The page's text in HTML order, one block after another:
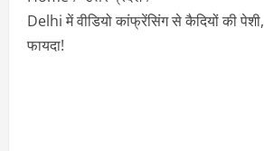
Delhi में वीडियो कांफ्रेंसिंग से कैदियों की
फायदा!